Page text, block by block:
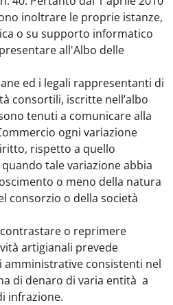
inoltrare le proprie istanze,
o su supporto informatico
all'Albo delle
ed i legali rappresentanti di
consortili, iscritte nell’albo
tenuti a comunicare alla
ogni variazione
rispetto a quello
tale variazione abbia
o meno della natura
consorzio o della società
o reprimere
artigianali prevede
amministrative consistenti nel
di denaro di varia entità a
infrazione.